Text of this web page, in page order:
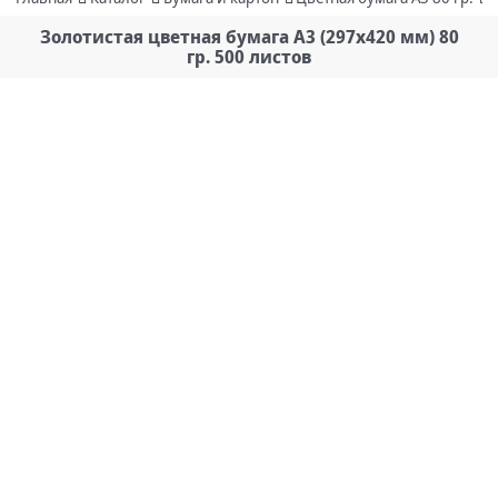
Золотистая цветная бумага А3 (297х420 мм) 80
гр. 500 листов